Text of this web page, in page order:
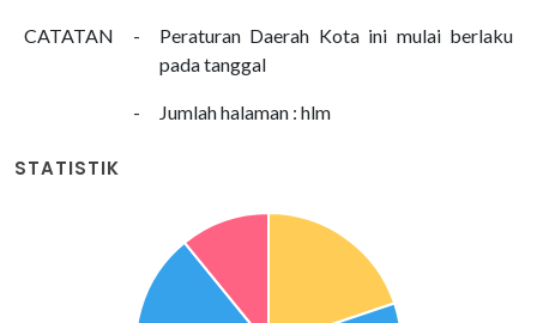
CATATAN -
Peraturan Daerah Kota ini mulai berlaku
pada tanggal
- Jumlah halaman : hlm
STATISTIK